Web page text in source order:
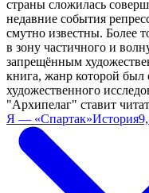
страны сложилась
недавние события
смутно известны. Более
в зону частичного и
запрещённым
книга, жанр которой был
художественного
"Архипелаг" ставит
Я — «Спартак»История